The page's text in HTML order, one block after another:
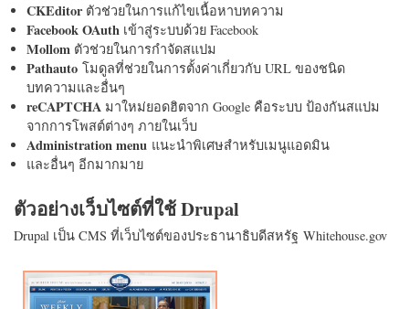
CKEditorตัวช่วยในการแก้ไขเนื้อหาบทความ
Facebook OAuth เข้าสู่ระบบด้วย Facebook
Mollom ตัวช่วยในการกำจัดสแปม
Pathauto โมดูลที่ช่วยในการตั้งค่าเกี่ยวกับ URL ของชนิด
บทความและอื่นๆ
reCAPTCHA มาใหม่ยอดฮิตจาก Google คือระบบ ป้องกันสแปม
จากการโพสต์ต่างๆ ภายในเว็บ
Administration menu แนะนำพิเศษสำหรับเมนูแอดมิน
และอื่นๆ อีกมากมาย
ตัวอย่างเว็บไซต์ที่ใช้ Drupal
Drupal เป็น CMS ที่เว็บไซต์ของประธานาธิบดีสหรัฐ Whitehouse.gov